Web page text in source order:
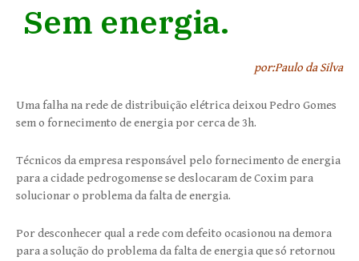
Sem energia.
por:Paulo da Silva
Uma falha na rede de distribuição elétrica deixou Pedro Gomes
sem o fornecimento de energia por cerca de 3h.
Técnicos da empresa responsável pelo fornecimento de energia
para a cidade pedrogomense se deslocaram de Coxim para
solucionar o problema da falta de energia.
Por desconhecer qual a rede com defeito ocasionou na demora
para a solução do problema da falta de energia que só retornou